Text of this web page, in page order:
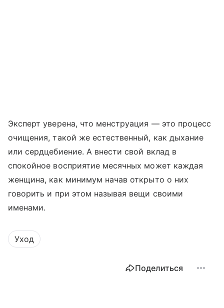
Эксперт уверена, что менструация — это процесс
очищения, такой же естественный, как дыхание
или сердцебиение. А внести свой вклад в
спокойное восприятие месячных может каждая
женщина, как минимум начав открыто о них
говорить и при этом называя вещи своими
именами.
Уход
Поделиться